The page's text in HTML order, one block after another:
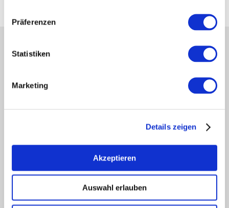
Präferenzen
Statistiken
Marketing
Details zeigen
Akzeptieren
Auswahl erlauben
Partner
Login Weinwirtschaft
Über uns
Rheinhessen AUSGEZEICHNET
Reiseführer
Newsletter